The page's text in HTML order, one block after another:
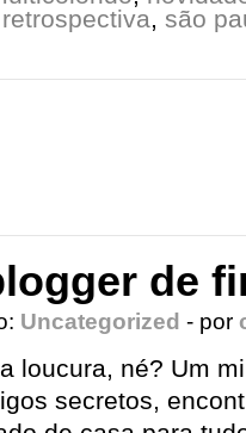
retrospectiva, são
de
Uncategorized - por
loucura, né? Um
secretos,